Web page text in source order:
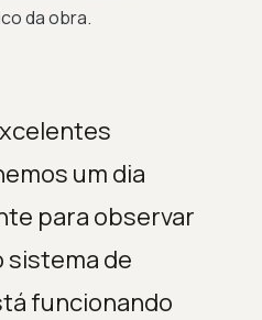
da obra.
um dia
para observar
sistema de
funcionando